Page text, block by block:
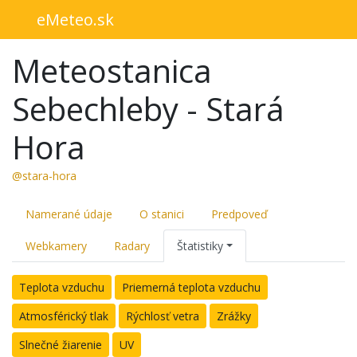
eMeteo.sk
Meteostanica
Sebechleby - Stará
Hora
@stara-hora
Namerané údaje O stanici Predpoveď
Webkamery Radary Štatistiky
Teplota vzduchu
Priemerná teplota vzduchu
Atmosférický tlak
Rýchlosť vetra
Zrážky
Slnečné žiarenie
UV